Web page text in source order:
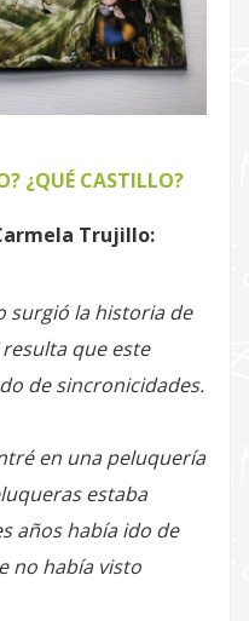
¿QUÉ CASTILLO?
Trujillo:
surgió la historia de
resulta que este
de sincronicidades.
en una peluquería
estaba
años había ido de
no había visto